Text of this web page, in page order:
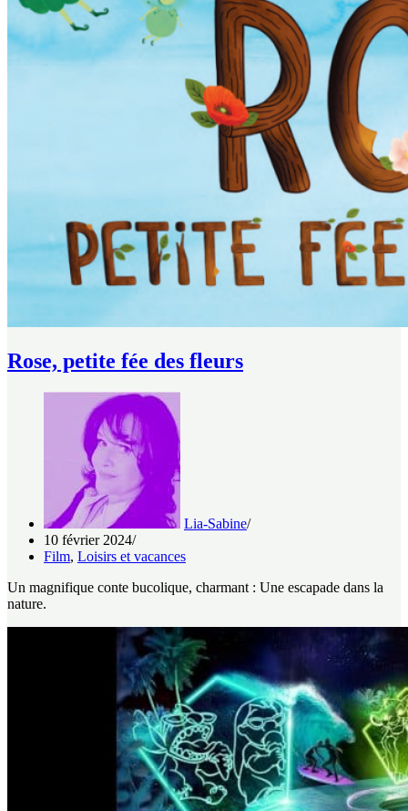
Rose, petite fée des fleurs
Lia-Sabine
10 février 2024
Film, Loisirs et vacances
Un magnifique conte bucolique, charmant : Une escapade dans la
nature.